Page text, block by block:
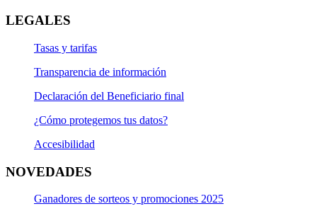
LEGALES
Tasas y tarifas
Transparencia de información
Declaración del Beneficiario final
¿Cómo protegemos tus datos?
Accesibilidad
NOVEDADES
Ganadores de sorteos y promociones 2025